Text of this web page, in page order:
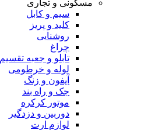
مسکونی و تجاری
سیم و کابل
کلید و پریز
روشنایی
چراغ
تابلو و جعبه تقسیم
لوله و خرطومی
آیفون و زنگ
جک و راه بند
موتور کرکره
دوربین و دزدگیر
لوازم ارت